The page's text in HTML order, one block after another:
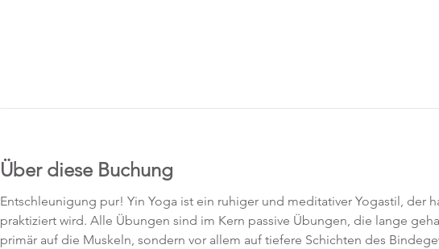
Über diese Buchung
Entschleunigung pur! Yin Yoga ist ein ruhiger und meditativer Yogastil, der
praktiziert wird. Alle Übungen sind im Kern passive Übungen, die lange
primär auf die Muskeln, sondern vor allem auf tiefere Schichten des